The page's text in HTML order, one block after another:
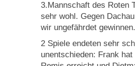
3.Mannschaft des Roten
sehr wohl. Gegen
wir ungefährdet gewinnen.
2 Spiele endeten sehr
unentschieden: Frank